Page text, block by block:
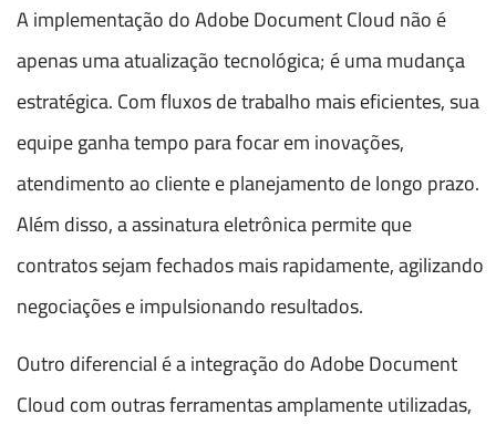
A implementação do Adobe Document Cloud não é
apenas uma atualização tecnológica; é uma mudança
estratégica. Com fluxos de trabalho mais eficientes, sua
equipe ganha tempo para focar em inovações,
atendimento ao cliente e planejamento de longo prazo.
Além disso, a assinatura eletrônica permite que
contratos sejam fechados mais rapidamente, agilizando
negociações e impulsionando resultados.
Outro diferencial é a integração do Adobe Document
Cloud com outras ferramentas amplamente utilizadas,